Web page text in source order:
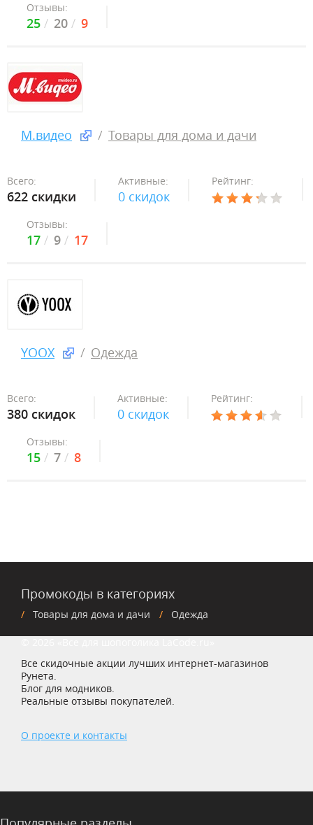
Отзывы:
25 20 9
М.видео Товары для дома и дачи
Всего:
622 скидки
Активные:
0 скидок
Рейтинг:
Отзывы:
17 9 17
YOOX Одежда
Всего:
380 скидок
Активные:
0 скидок
Рейтинг:
Отзывы:
15 7 8
Промокоды в категориях
Товары для дома и дачи Одежда
Все скидочные акции лучших интернет-магазинов
Рунета.
Блог для модников.
Реальные отзывы покупателей.
О проекте и контакты